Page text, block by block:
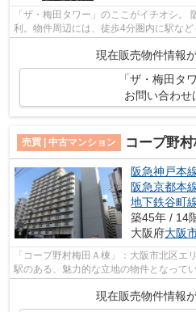
「ザ・梅田タワー」のここがイチオシ。
利。物件周辺には、徒歩4分圏内に駅な
現在販売物件情報
「ザ・梅田タ
お問い合わせ
売買 | 中古マンション コープ野
阪急神戸本
阪急京都本
地下鉄谷町
築45年 / 14
大阪府大阪
「コープ野村梅田Ａ棟」：大阪市北区エ
駅のある、魅力的な立地の物件となって
崎町店」もすぐ近く(455m)にあるのが...
現在販売物件情報